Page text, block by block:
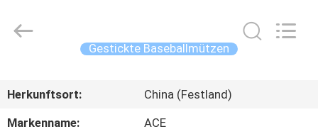
PRODUKTE
Ltd..
Gestickte Baseballmützen
Herkunftsort:
China (Festland)
Markenname:
ACE